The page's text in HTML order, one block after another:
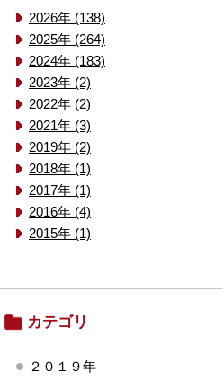
2026年 (138)
2025年 (264)
2024年 (183)
2023年 (2)
2022年 (2)
2021年 (3)
2019年 (2)
2018年 (1)
2017年 (1)
2016年 (4)
2015年 (1)
カテゴリ
２０１９年